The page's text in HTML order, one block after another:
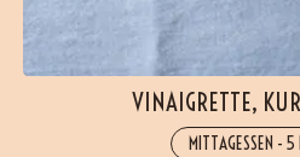
VINAIGRETTE,
MITTAGESSEN - 5